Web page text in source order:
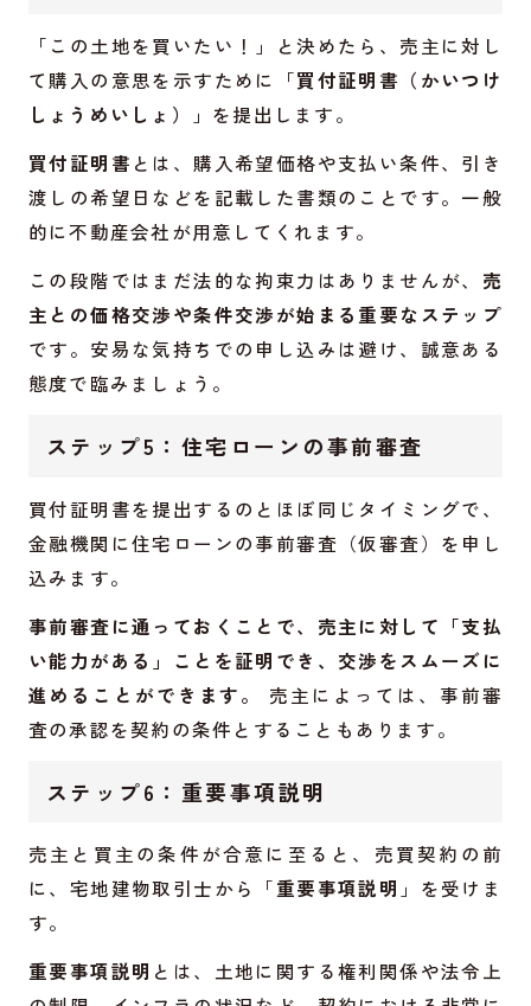
「この土地を買いたい！」と決めたら、売主に対し
て購入の意思を示すために「買付証明書（かいつけ
しょうめいしょ）
」を提出します。
買付証明書 とは、購入希望価格や支払い条件、引き
渡しの希望日などを記載した書類のことです。一般
的に不動産会社が用意してくれます。
この段階ではまだ法的な拘束力はありませんが、 売
主との価格交渉や条件交渉が始まる重要なステップ
です。安易な気持ちでの申し込みは避け、誠意ある
態度で臨みましょう。
ステップ5：住宅ローンの事前審査
買付証明書を提出するのとほぼ同じタイミングで、
金融機関に住宅ローンの事前審査（仮審査）を申し
込みます。
事前審査に通っておくことで、売主に対して「支払
い能力がある」ことを証明でき、交渉をスムーズに
進めることができます。
売主によっては、事前審
査の承認を契約の条件とすることもあります。
ステップ6：重要事項説明
売主と買主の条件が合意に至ると、売買契約の前
に、宅地建物取引士から「重要事項説明 」を受けま
す。
重要事項説明 とは、土地に関する権利関係や法令上